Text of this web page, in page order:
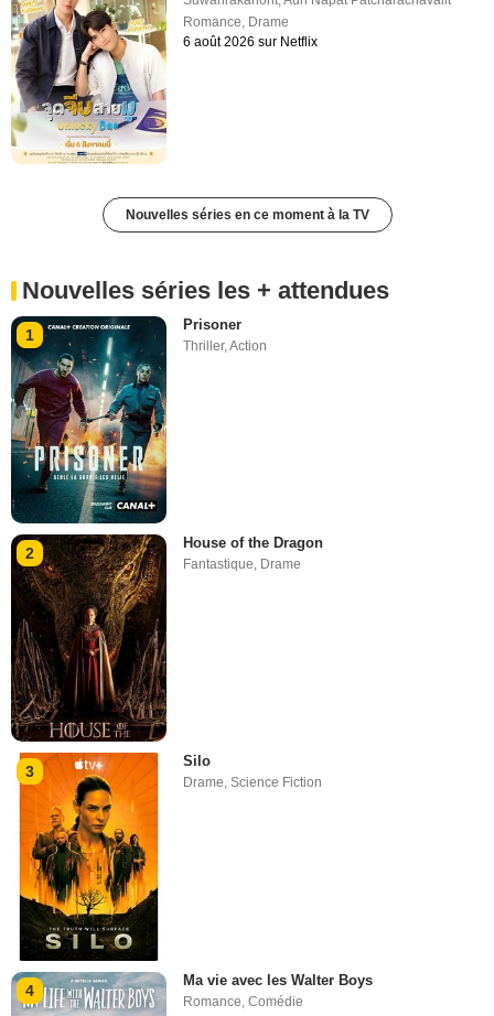
Romance, Drame
6 août 2026 sur Netflix
Nouvelles séries en ce moment à la TV
Nouvelles séries les + attendues
1
Prisoner
Thriller,Action
2
House of the Dragon
Fantastique, Drame
3
Silo
Drame,Science Fiction
4
Ma vie avec les Walter Boys
Romance ,Comédie